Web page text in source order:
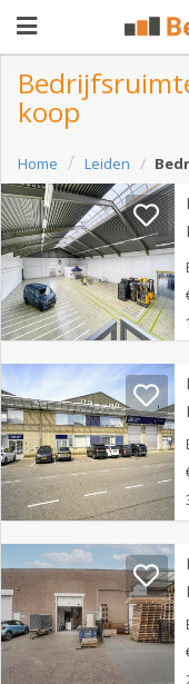
Pand
aanbieden
Pand
zoeken
Waarom
adverteren
Premium
adverteren
Registreren
Login
koop
Home Leiden